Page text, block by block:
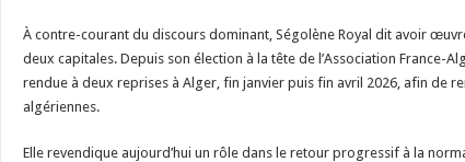
À contre-courant du discours dominant, Ségolène Royal dit avoir
deux capitales. Depuis son élection à la tête de l’Association France-
rendue à deux reprises à Alger, fin janvier puis fin avril 2026, afin de
algériennes.
Elle revendique aujourd’hui un rôle dans le retour progressif à la